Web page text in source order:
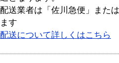
送業者は「佐川急便」また
す
配送について詳しくはこちら